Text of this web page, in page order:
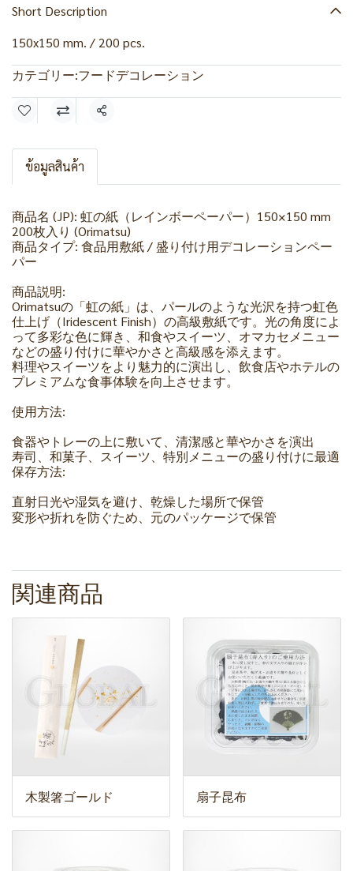
Short Description
150x150 mm. / 200 pcs.
カテゴリー:フードデコレーション
共有
ข้อมูลสินค้า
商品名 (JP): 虹の紙（レインボーペーパー）150×150 mm
200枚入り (Orimatsu)
商品タイプ: 食品用敷紙 / 盛り付け用デコレーションペー
パー
商品説明:
Orimatsuの「虹の紙」は、パールのような光沢を持つ虹色
仕上げ（Iridescent Finish）の高級敷紙です。光の角度によ
って多彩な色に輝き、和食やスイーツ、オマカセメニュー
などの盛り付けに華やかさと高級感を添えます。
料理やスイーツをより魅力的に演出し、飲食店やホテルの
プレミアムな食事体験を向上させます。
使用方法:
食器やトレーの上に敷いて、清潔感と華やかさを演出
寿司、和菓子、スイーツ、特別メニューの盛り付けに最適
保存方法:
直射日光や湿気を避け、乾燥した場所で保管
変形や折れを防ぐため、元のパッケージで保管
関連商品
木製箸ゴールド 扇子昆布